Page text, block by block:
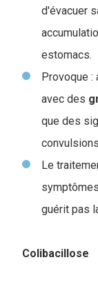
d'évacuer
estomacs.
Provoque
avec des
que des
Le
guérit pas
Colibacillose